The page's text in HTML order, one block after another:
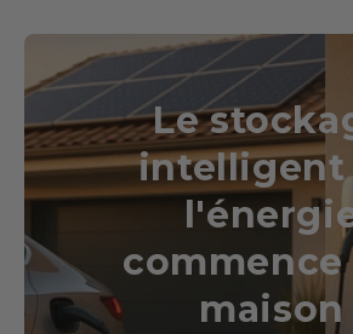
Le
intelligent
commence
maison